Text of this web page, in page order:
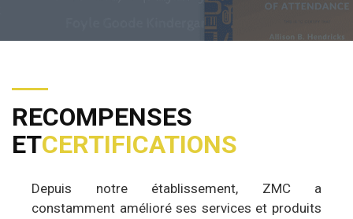
RECOMPENSES
ETCERTIFICATIONS
Depuis notre établissement, ZMC a
constamment amélioré ses services et produits